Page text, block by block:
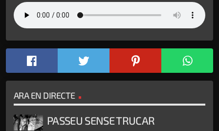
ARA EN DIRECTE
PASSEU SENSE TRUCAR